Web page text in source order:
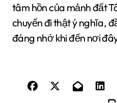
tâm hồn của mảnh đất
chuyến đi thật ý nghĩa,
đáng nhớ khi đến nơi